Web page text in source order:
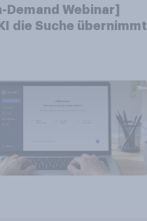
Demand Webinar]
die Suche übernimmt